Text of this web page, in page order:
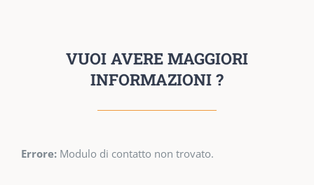
VUOI AVERE MAGGIORI
INFORMAZIONI ?
Errore: Modulo di contatto non trovato.